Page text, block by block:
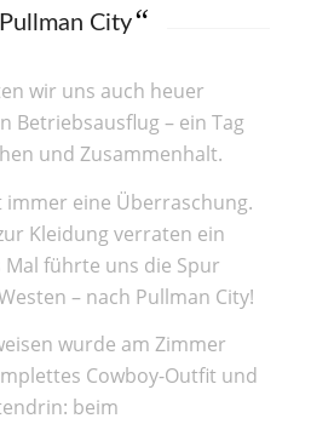
Pullman City“
wir uns auch heuer
Betriebsausflug – ein Tag
und Zusammenhalt.
eine Überraschung.
Kleidung verraten ein
Mal führte uns die Spur
– nach Pullman City!
wurde am Zimmer
Cowboy-Outfit und
beim